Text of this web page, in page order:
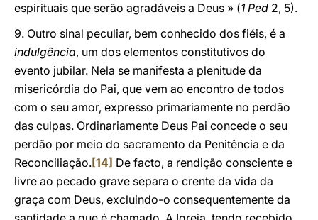
espirituais que serão agradáveis a Deus » (1 Ped 2, 5).
9. Outro sinal peculiar, bem conhecido dos fiéis, é a
indulgência, um dos elementos constitutivos do
evento jubilar. Nela se manifesta a plenitude da
misericórdia do Pai, que vem ao encontro de todos
com o seu amor, expresso primariamente no perdão
das culpas. Ordinariamente Deus Pai concede o seu
perdão por meio do sacramento da Penitência e da
Reconciliação.[14] De facto, a rendição consciente e
livre ao pecado grave separa o crente da vida da
graça com Deus, excluindo-o consequentemente da